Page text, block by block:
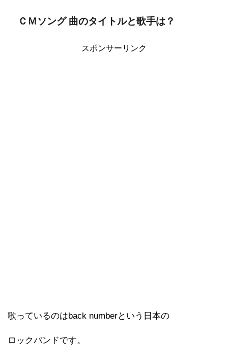
ＣＭソング 曲のタイトルと歌手は？
スポンサーリンク
歌っているのはback numberという日本の
ロックバンドです。